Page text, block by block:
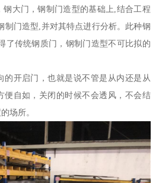
大门，钢制门造型的基础上,结合工程
制门造型,并对其特点进行分析。此种钢
了传统钢质门，钢制门造型不可比拟的
的开启门，也就是说不管是从内还是从
便自如，关闭的时候不会透风，不会结
场所。